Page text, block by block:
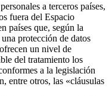
a terceros países,
fuera del Espacio
países que, según la
protección de datos
un nivel de
del tratamiento los
a la legislación
entre otros, las «cláusulas